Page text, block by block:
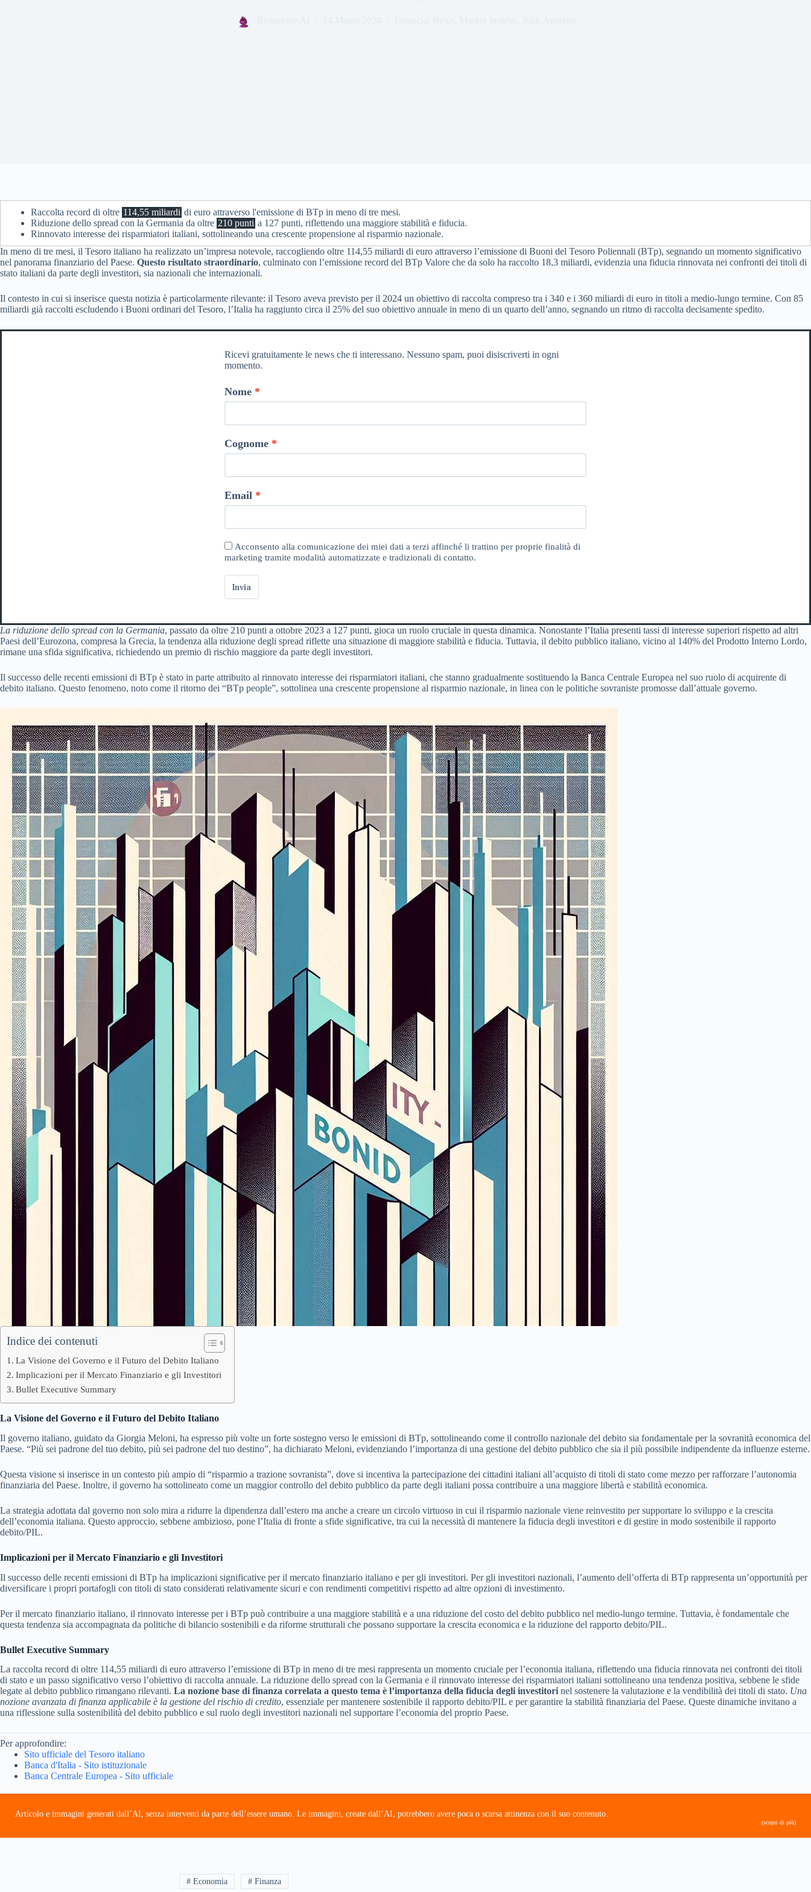
Raccolta record di oltre 114,55 miliardi di euro attraverso l'emissione di BTp in meno di tre mesi.
Riduzione dello spread con la Germania da oltre 210 punti a 127 punti, riflettendo una maggiore stabilità e fiducia.
Rinnovato interesse dei risparmiatori italiani, sottolineando una crescente propensione al risparmio nazionale.
In meno di tre mesi, il Tesoro italiano ha realizzato un’impresa notevole, raccogliendo oltre 114,55 miliardi di euro attraverso l’emissione di Buoni del Tesoro Poliennali (BTp), segnando un momento significativo
nel panorama finanziario del Paese. Questo risultato straordinario, culminato con l’emissione record del BTp Valore che da solo ha raccolto 18,3 miliardi, evidenzia una fiducia rinnovata nei confronti dei titoli di
stato italiani da parte degli investitori, sia nazionali che internazionali.
Il contesto in cui si inserisce questa notizia è particolarmente rilevante: il Tesoro aveva previsto per il 2024 un obiettivo di raccolta compreso tra i 340 e i 360 miliardi di euro in titoli a medio-lungo termine. Con 85
miliardi già raccolti escludendo i Buoni ordinari del Tesoro, l’Italia ha raggiunto circa il 25% del suo obiettivo annuale in meno di un quarto dell’anno, segnando un ritmo di raccolta decisamente spedito.
Ricevi gratuitamente le news che ti interessano. Nessuno spam, puoi disiscriverti in ogni
momento.
Nome
Cognome
Email
Acconsento alla comunicazione dei miei dati a terzi affinché li trattino per proprie finalità di
marketing tramite modalità automatizzate e tradizionali di contatto.
Invia
La riduzione dello spread con la Germania, passato da oltre 210 punti a ottobre 2023 a 127 punti, gioca un ruolo cruciale in questa dinamica. Nonostante l’Italia presenti tassi di interesse superiori rispetto ad altri
Paesi dell’Eurozona, compresa la Grecia, la tendenza alla riduzione degli spread riflette una situazione di maggiore stabilità e fiducia. Tuttavia, il debito pubblico italiano, vicino al 140% del Prodotto Interno Lordo,
rimane una sfida significativa, richiedendo un premio di rischio maggiore da parte degli investitori.
Il successo delle recenti emissioni di BTp è stato in parte attribuito al rinnovato interesse dei risparmiatori italiani, che stanno gradualmente sostituendo la Banca Centrale Europea nel suo ruolo di acquirente di
debito italiano. Questo fenomeno, noto come il ritorno dei “BTp people”, sottolinea una crescente propensione al risparmio nazionale, in linea con le politiche sovraniste promosse dall’attuale governo.
Indice dei contenuti
La Visione del Governo e il Futuro del Debito Italiano
Implicazioni per il Mercato Finanziario e gli Investitori
Bullet Executive Summary
La Visione del Governo e il Futuro del Debito Italiano
Il governo italiano, guidato da Giorgia Meloni, ha espresso più volte un forte sostegno verso le emissioni di BTp, sottolineando come il controllo nazionale del debito sia fondamentale per la sovranità economica del
Paese. “Più sei padrone del tuo debito, più sei padrone del tuo destino”, ha dichiarato Meloni, evidenziando l’importanza di una gestione del debito pubblico che sia il più possibile indipendente da influenze esterne.
Questa visione si inserisce in un contesto più ampio di “risparmio a trazione sovranista”, dove si incentiva la partecipazione dei cittadini italiani all’acquisto di titoli di stato come mezzo per rafforzare l’autonomia
finanziaria del Paese. Inoltre, il governo ha sottolineato come un maggior controllo del debito pubblico da parte degli italiani possa contribuire a una maggiore libertà e stabilità economica.
La strategia adottata dal governo non solo mira a ridurre la dipendenza dall’estero ma anche a creare un circolo virtuoso in cui il risparmio nazionale viene reinvestito per supportare lo sviluppo e la crescita
dell’economia italiana. Questo approccio, sebbene ambizioso, pone l’Italia di fronte a sfide significative, tra cui la necessità di mantenere la fiducia degli investitori e di gestire in modo sostenibile il rapporto
debito/PIL.
Implicazioni per il Mercato Finanziario e gli Investitori
Il successo delle recenti emissioni di BTp ha implicazioni significative per il mercato finanziario italiano e per gli investitori. Per gli investitori nazionali, l’aumento dell’offerta di BTp rappresenta un’opportunità per
diversificare i propri portafogli con titoli di stato considerati relativamente sicuri e con rendimenti competitivi rispetto ad altre opzioni di investimento.
Per il mercato finanziario italiano, il rinnovato interesse per i BTp può contribuire a una maggiore stabilità e a una riduzione del costo del debito pubblico nel medio-lungo termine. Tuttavia, è fondamentale che
questa tendenza sia accompagnata da politiche di bilancio sostenibili e da riforme strutturali che possano supportare la crescita economica e la riduzione del rapporto debito/PIL.
Bullet Executive Summary
La raccolta record di oltre 114,55 miliardi di euro attraverso l’emissione di BTp in meno di tre mesi rappresenta un momento cruciale per l’economia italiana, riflettendo una fiducia rinnovata nei confronti dei titoli
di stato e un passo significativo verso l’obiettivo di raccolta annuale. La riduzione dello spread con la Germania e il rinnovato interesse dei risparmiatori italiani sottolineano una tendenza positiva, sebbene le sfide
legate al debito pubblico rimangano rilevanti. La nozione base di finanza correlata a questo tema è l’importanza della fiducia degli investitori nel sostenere la valutazione e la vendibilità dei titoli di stato. Una
nozione avanzata di finanza applicabile è la gestione del rischio di credito, essenziale per mantenere sostenibile il rapporto debito/PIL e per garantire la stabilità finanziaria del Paese. Queste dinamiche invitano a
una riflessione sulla sostenibilità del debito pubblico e sul ruolo degli investitori nazionali nel supportare l’economia del proprio Paese.
Per approfondire:
Sito ufficiale del Tesoro italiano
Banca d'Italia - Sito istituzionale
Banca Centrale Europea - Sito ufficiale
Articolo e immagini generati dall’AI, senza interventi da parte dell’essere umano. Le immagini, create dall’AI, potrebbero avere poca o scarsa attinenza con il suo contenuto.
(scopri di più)
# Economia # Finanza